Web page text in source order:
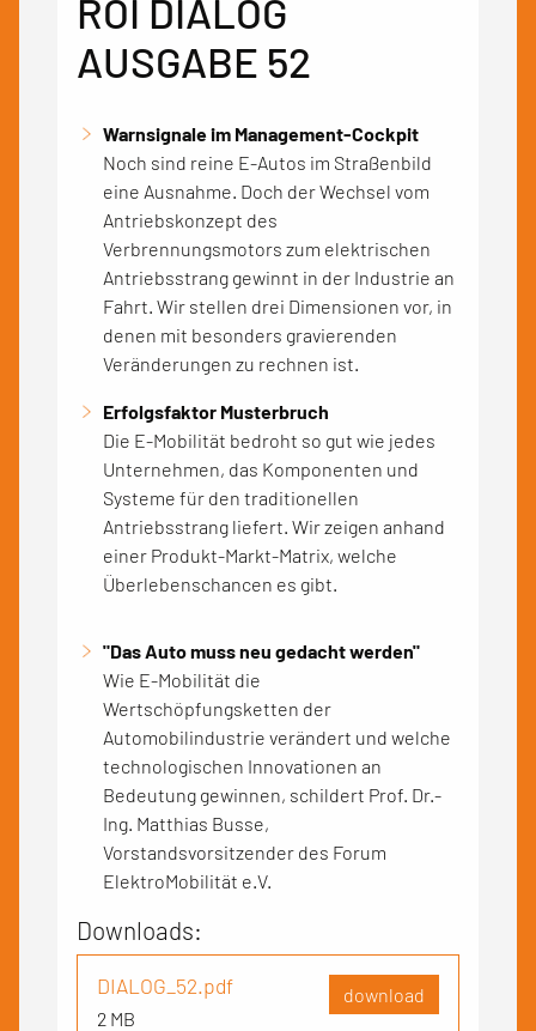
ROI DIALOG
AUSGABE 52
Warnsignale im Management-Cockpit
Noch sind reine E-Autos im Straßenbild
eine Ausnahme. Doch der Wechsel vom
Antriebskonzept des
Verbrennungsmotors zum elektrischen
Antriebsstrang gewinnt in der Industrie an
Fahrt. Wir stellen drei Dimensionen vor, in
denen mit besonders gravierenden
Veränderungen zu rechnen ist.
Erfolgsfaktor Musterbruch
Die E-Mobilität bedroht so gut wie jedes
Unternehmen, das Komponenten und
Systeme für den traditionellen
Antriebsstrang liefert. Wir zeigen anhand
einer Produkt-Markt-Matrix, welche
Überlebenschancen es gibt.
"Das Auto muss neu gedacht werden"
Wie E-Mobilität die
Wertschöpfungsketten der
Automobilindustrie verändert und welche
technologischen Innovationen an
Bedeutung gewinnen, schildert Prof. Dr.-
Ing. Matthias Busse,
Vorstandsvorsitzender des Forum
ElektroMobilität e.V.
Downloads:
DIALOG_52.pdf
2 MB
download